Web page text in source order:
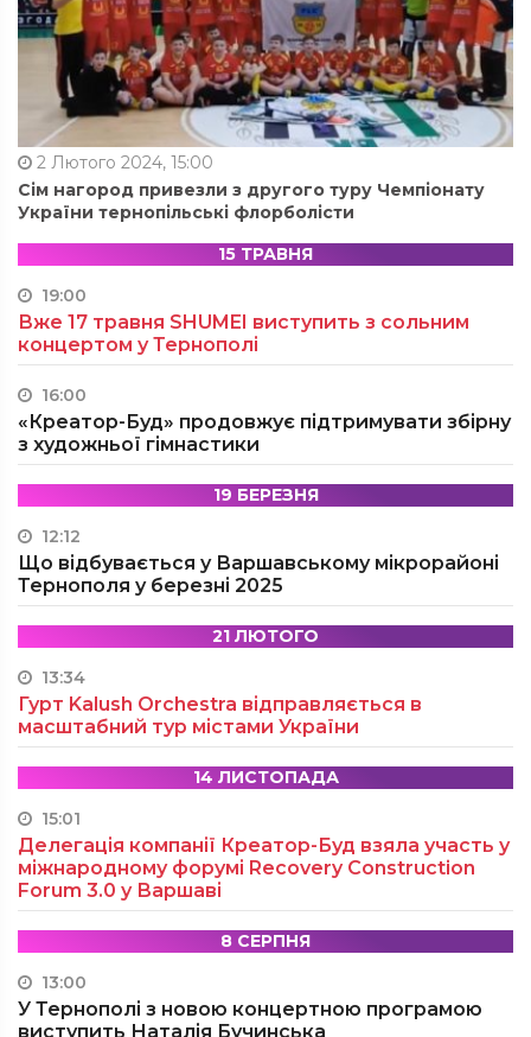
2 Лютого 2024, 15:00
Сім нагород привезли з другого туру Чемпіонату
України тернопільські флорболісти
15 ТРАВНЯ
19:00
Вже 17 травня SHUMEI виступить з сольним
концертом у Тернополі
16:00
«Креатор-Буд» продовжує підтримувати збірну
з художньої гімнастики
19 БЕРЕЗНЯ
12:12
Що відбувається у Варшавському мікрорайоні
Тернополя у березні 2025
21 ЛЮТОГО
13:34
Гурт Kalush Orchestra відправляється в
масштабний тур містами України
14 ЛИСТОПАДА
15:01
Делегація компанії Креатор-Буд взяла участь у
міжнародному форумі Recovery Construction
Forum 3.0 у Варшаві
8 СЕРПНЯ
13:00
У Тернополі з новою концертною програмою
виступить Наталія Бучинська